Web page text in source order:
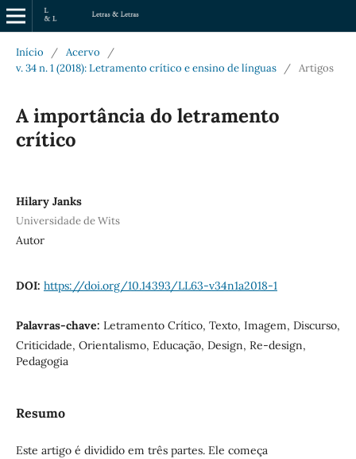
Início / Acervo
/
v. 34 n. 1 (2018): Letramento crítico e ensino de línguas
/ Artigos
A importância do letramento
crítico
Hilary Janks
Universidade de Wits
Autor
DOI: https://doi.org/10.14393/LL63-v34n1a2018-1
Palavras-chave: Letramento Crítico, Texto, Imagem, Discurso,
Criticidade, Orientalismo, Educação, Design, Re-design,
Pedagogia
Resumo
Este artigo é dividido em três partes. Ele começa